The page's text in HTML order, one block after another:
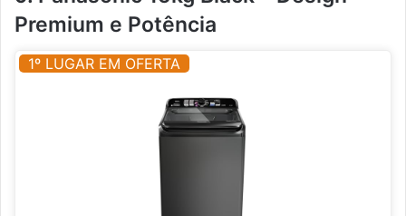
Premium e Potência
1º LUGAR EM OFERTA